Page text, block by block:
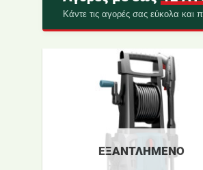
Κάντε τις αγορές σας εύκολα και
ΕΞΑΝΤΛΗΜΈΝΟ